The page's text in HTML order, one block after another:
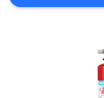
PRIVACYBELEID